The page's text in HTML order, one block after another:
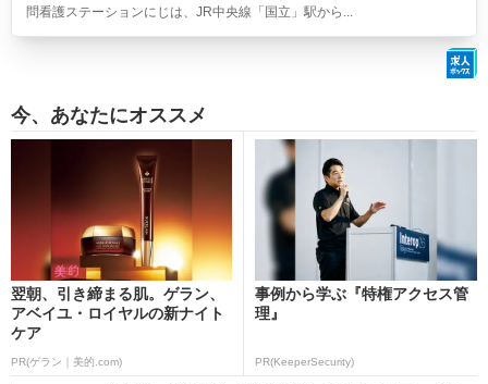
問看護ステーションにじは、JR中央線「国立」駅から...
今、あなたにオススメ
翌朝、引き締まる肌。ゲラン、
アベイユ・ロイヤルの新ナイト
ケア
PR(ゲラン｜美的.com)
事例から学ぶ『特権アクセス管
理』
PR(KeeperSecurity)